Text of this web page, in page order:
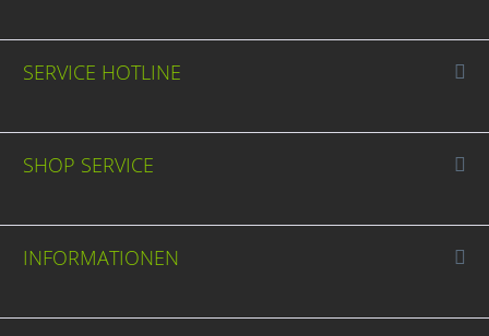
SERVICE HOTLINE
SHOP SERVICE
INFORMATIONEN